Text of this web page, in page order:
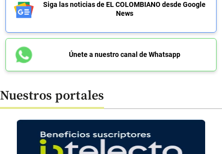
Siga las noticias de EL COLOMBIANO desde Google
News
Únete a nuestro canal de Whatsapp
Nuestros portales